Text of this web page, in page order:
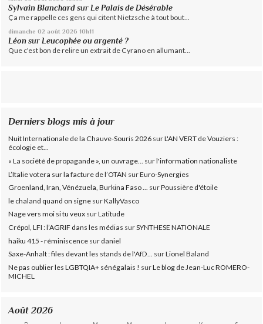
Sylvain Blanchard surLe Palais de Désérable
Ça me rappelle ces gens qui citent Nietzsche à tout bout...
dimanche 02 août 2026 10h11
Léon sur Leucophée ou argenté ?
Que c'est bon de relire un extrait de Cyrano en allumant...
Derniers blogs mis à jour
Nuit Internationale de la Chauve-Souris 2026 surL'AN VERT de Vouziers :
écologie et...
« La société de propagande », un ouvrage...
surl'information nationaliste
L’Italie votera sur la facture de l’OTAN surEuro-Synergies
Groenland, Iran, Vénézuela, Burkina Faso ... surPoussière d'étoile
le chaland quand on signe surKallyVasco
Nage vers moi si tu veux surLatitude
Crépol, LFI : l’AGRIF dans les médias surSYNTHESE NATIONALE
haiku 415 - réminiscence sur daniel
Saxe-Anhalt : files devant les stands de l'AfD... surLionel Baland
Ne pas oublier les LGBTQIA+ sénégalais ! surLe blog de Jean-Luc ROMERO-
MICHEL
Août 2026